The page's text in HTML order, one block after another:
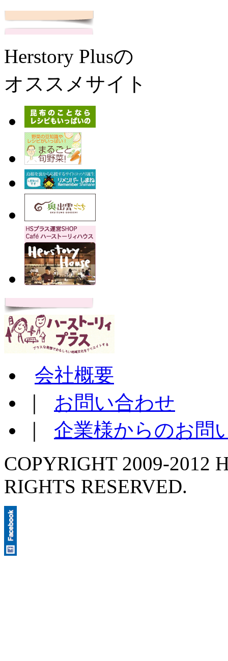
Herstory Plusの
オススメサイト
会社概要
お問い合わせ
企業様からのお問
COPYRIGHT 2009-2012
RIGHTS RESERVED.